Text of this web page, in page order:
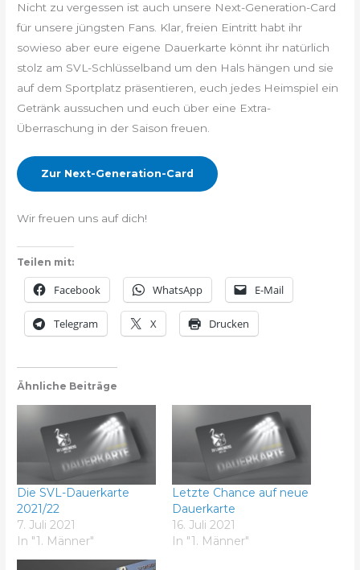
Nicht zu vergessen ist auch unsere Next-Generation-Card
für unsere jüngsten Fans. Klar, freien Eintritt habt ihr
sowieso aber eure eigene Dauerkarte könnt ihr natürlich
stolz am SVL-Schlüsselband um den Hals hängen und sie
auf dem Sportplatz präsentieren, euch jedes Heimspiel ein
Getränk aussuchen und euch über eine Extra-
Überraschung in der Saison freuen.
Zur Next-Generation-Card
Wir freuen uns auf dich!
Teilen mit:
Facebook WhatsApp E-Mail
Telegram X Drucken
Ähnliche Beiträge
Die SVL-Dauerkarte
2021/22
7. Juli 2021
In "1. Männer"
Letzte Chance auf neue
Dauerkarte
16. Juli 2021
In "1. Männer"